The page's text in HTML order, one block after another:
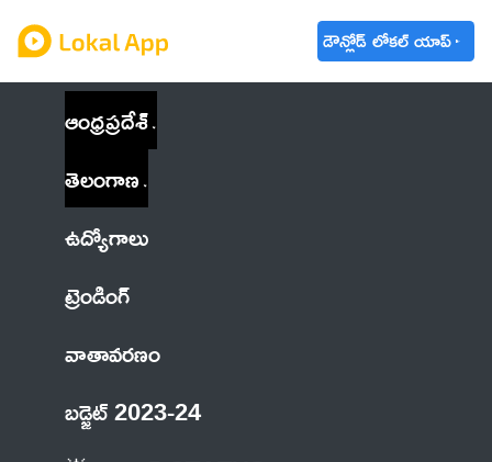
డౌన్లోడ్ లోకల్ యాప్
ఆంధ్రప్రదేశ్
తెలంగాణ
ఉద్యోగాలు
ట్రెండింగ్
వాతావరణం
బడ్జెట్ 2023-24